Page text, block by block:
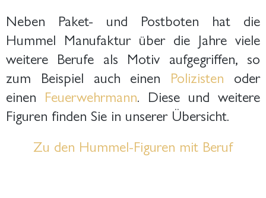
Neben Paket- und Postboten hat die
Hummel Manufaktur über die Jahre viele
weitere Berufe als Motiv aufgegriffen, so
zum Beispiel auch einen Polizisten oder
einen Feuerwehrmann. Diese und weitere
Figuren finden Sie in unserer Übersicht.
Zu den Hummel-Figuren mit Beruf